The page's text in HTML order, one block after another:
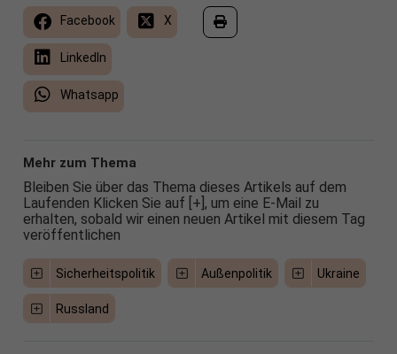
Facebook X
LinkedIn
Whatsapp
Mehr zum Thema
Bleiben Sie über das Thema dieses Artikels auf dem
Laufenden Klicken Sie auf [+], um eine E-Mail zu
erhalten, sobald wir einen neuen Artikel mit diesem Tag
veröffentlichen
Sicherheitspolitik Außenpolitik Ukraine
Russland